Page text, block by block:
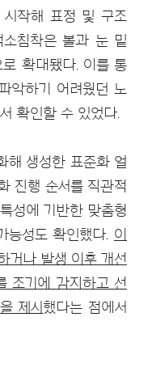
시작해 표정 및 구조
소침착은 볼과 눈 밑
확대됐다. 이를 통
악하기 어려웠던 노
확인할 수 있었다.
해 생성한 표준화 얼
진행 순서를 직관적
성에 기반한 맞춤형
능성도 확인했다. 이
거나 발생 이후 개선
조기에 감지하고 선
제시 했다는 점에서